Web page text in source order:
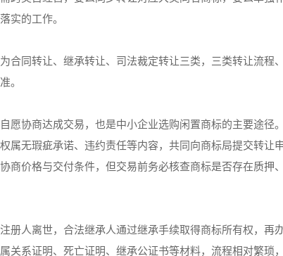
实的工作。
合同转让、继承转让、司法裁定转让三类，三类转让流程
。
愿协商达成交易，也是中小企业选购闲置商标的主要途径
属无瑕疵承诺、违约责任等内容，共同向商标局提交转让
商价格与交付条件，但交易前务必核查商标是否存在质押
册人离世，合法继承人通过继承手续取得商标所有权，再
关系证明、死亡证明、继承公证书等材料，流程相对繁琐